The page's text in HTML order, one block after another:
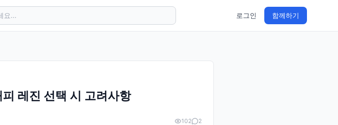
로그인 함께하기
레진 선택 시 고려사항
102 2